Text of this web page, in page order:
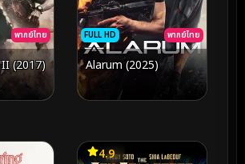
พากย์ไทย
(2017)
FULL HD พากย์ไทย
Alarum (2025)
4.9